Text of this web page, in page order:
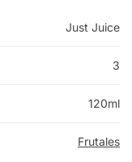
Just Juice
3
120ml
Frutales